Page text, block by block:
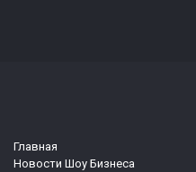
Главная
Новости Шоу Бизнеса